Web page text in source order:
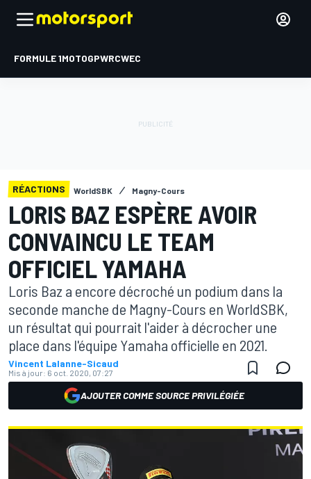
FORMULE 1MOTOGPWRCWEC
RÉACTIONS WorldSBK Magny-Cours
LORIS BAZ ESPÈRE AVOIR
CONVAINCU LE TEAM
OFFICIEL YAMAHA
Loris Baz a encore décroché un podium dans la
seconde manche de Magny-Cours en WorldSBK,
un résultat qui pourrait l'aider à décrocher une
place dans l'équipe Yamaha officielle en 2021.
Vincent Lalanne-Sicaud
Mis à jour: 6 oct. 2020, 07:27
AJOUTER COMME SOURCE PRIVILÉGIÉE